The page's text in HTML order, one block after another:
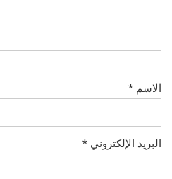
الاسم *
البريد الإلكتروني *